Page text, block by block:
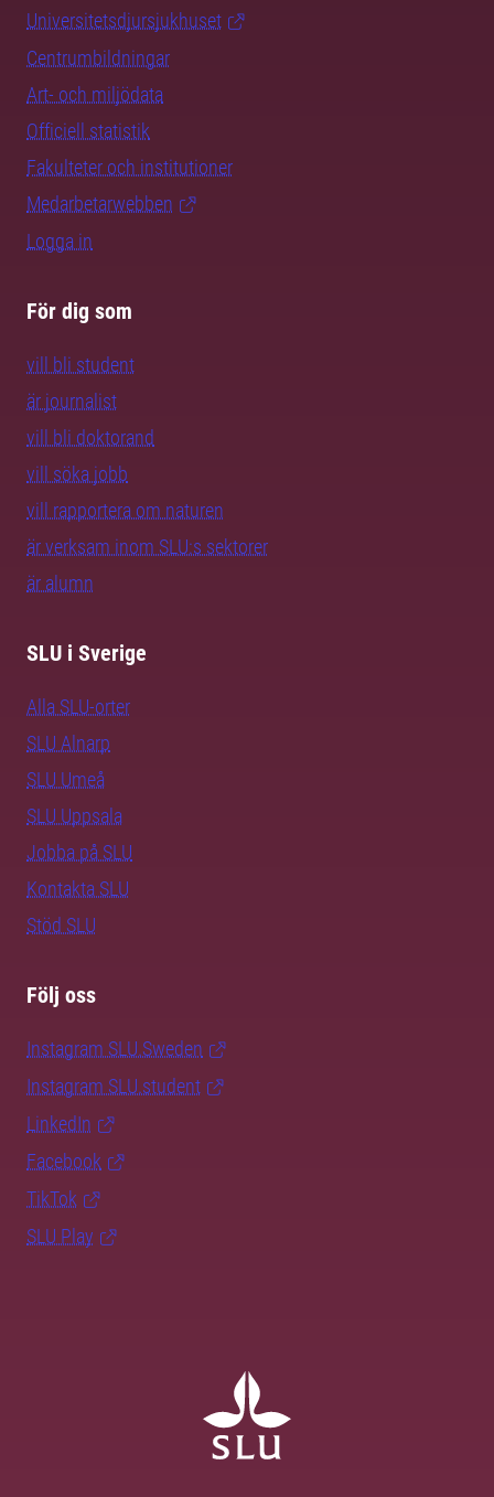
Universitetsdjursjukhuset
Centrumbildningar
Art- och miljödata
Officiell statistik
Fakulteter och institutioner
Medarbetarwebben
Logga in
För dig som
vill bli student
är journalist
vill bli doktorand
vill söka jobb
vill rapportera om naturen
är verksam inom SLU:s sektorer
är alumn
SLU i Sverige
Alla SLU-orter
SLU Alnarp
SLU Umeå
SLU Uppsala
Jobba på SLU
Kontakta SLU
Stöd SLU
Följ oss
Instagram SLU.Sweden
Instagram SLU.student
LinkedIn
Facebook
TikTok
SLU Play